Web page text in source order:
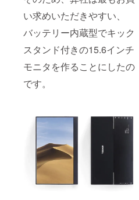
い求めいただきやすい、
バッテリー内蔵型でキック
スタンド付きの15.6インチ
モニタを作ることにしたの
です。